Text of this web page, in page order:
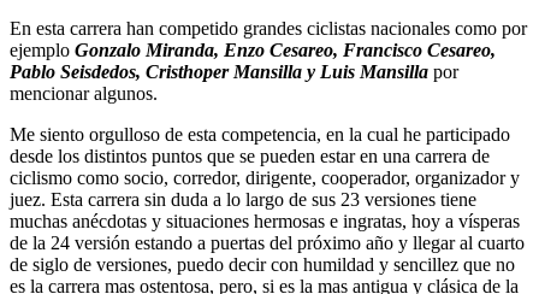
En esta carrera han competido grandes ciclistas nacionales como por
ejemplo Gonzalo Miranda, Enzo Cesareo, Francisco Cesareo,
Pablo Seisdedos, Cristhoper Mansilla y Luis Mansilla por
mencionar algunos.
Me siento orgulloso de esta competencia, en la cual he participado
desde los distintos puntos que se pueden estar en una carrera de
ciclismo como socio, corredor, dirigente, cooperador, organizador y
juez. Esta carrera sin duda a lo largo de sus 23 versiones tiene
muchas anécdotas y situaciones hermosas e ingratas, hoy a vísperas
de la 24 versión estando a puertas del próximo año y llegar al cuarto
de siglo de versiones, puedo decir con humildad y sencillez que no
es la carrera mas ostentosa, pero, si es la mas antigua y clásica de la